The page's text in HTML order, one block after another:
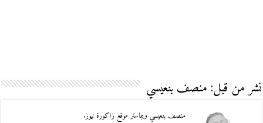
نشر من قبل: منصف بنعيسي
منصف بنعيسي ويبماستر موقع زاكورة نيوز.